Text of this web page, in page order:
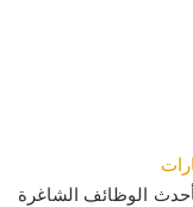
الوظائف الشاغرة